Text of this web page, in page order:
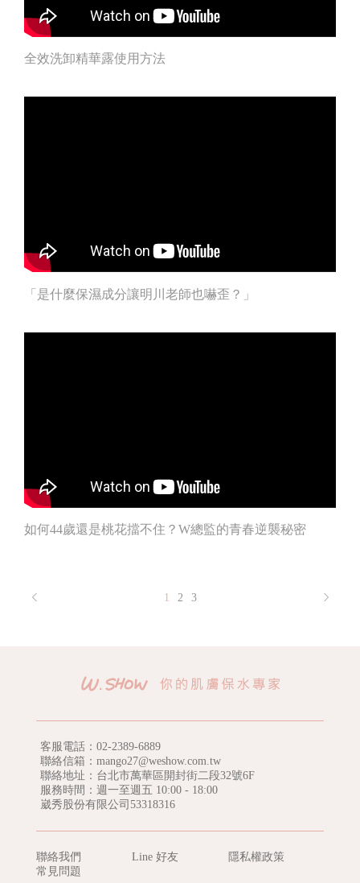
全效洗卸精華露使用方法
「是什麼保濕成分讓明川老師也嚇歪？」
如何44歲還是桃花擋不住？W總監的青春逆襲秘密
1 2 3
客服電話： 02-2389-6889
聯絡信箱：mango27@weshow.com.tw
聯絡地址：台北市萬華區開封街二段32號6F
服務時間：週一至週五 10:00 - 18:00
崴秀股份有限公司53318316
聯絡我們
常見問題
Line 好友 隱私權政策